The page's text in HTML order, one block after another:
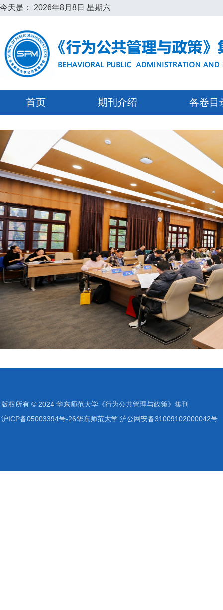
今天是： 2026年8月8日 星期六
首页 期刊介绍 各卷目
版权所有 © 2024 华东师范大学《行为公共管理与政策》集刊
沪ICP备05003394号-26华东师范大学 沪公网安备31009102000042号